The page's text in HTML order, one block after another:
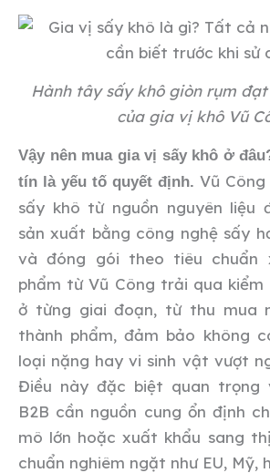
Hành tây sấy khô giòn rụm
của gia vị khô Vũ
Vậy nên mua gia vị sấy khô ở
tín là yếu tố quyết định. Vũ
sấy khô từ nguồn nguyên liệu
sản xuất bằng công nghệ sấy
và đóng gói theo tiêu chuẩn
phẩm từ Vũ Công trải qua
ở từng giai đoạn, từ thu mua
thành phẩm, đảm bảo không
loại nặng hay vi sinh vật vượt
Điều này đặc biệt quan trọng
B2B cần nguồn cung ổn định
mô lớn hoặc xuất khẩu sang
chuẩn nghiêm ngặt như EU, Mỹ,